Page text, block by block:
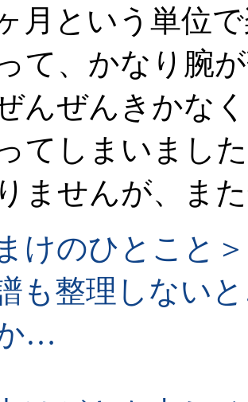
月という単位
て、かなり腕
んぜんきかな
てしまいまし
ませんが、ま
けのひとこと＞
も整理しない
…